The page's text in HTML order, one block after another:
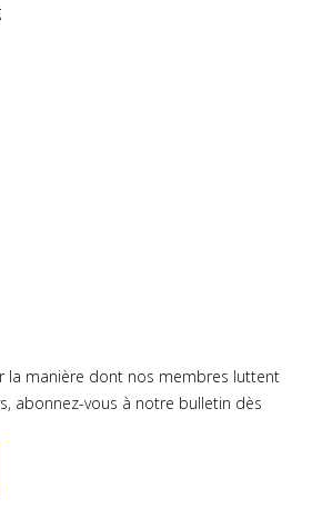
la manière dont nos membres luttent
abonnez-vous à notre bulletin dès